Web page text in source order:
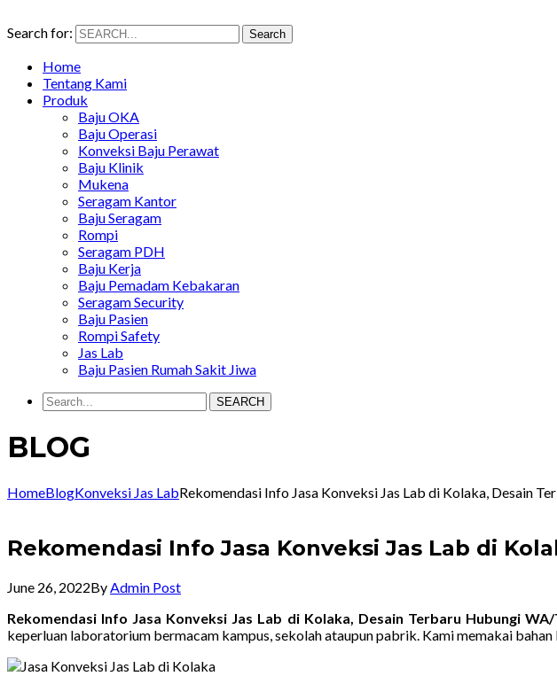
Search for: Search
Home
Tentang Kami
Produk
Baju OKA
Baju Operasi
Konveksi Baju Perawat
Baju Klinik
Mukena
Seragam Kantor
Baju Seragam
Rompi
Seragam PDH
Baju Kerja
Baju Pemadam Kebakaran
Seragam Security
Baju Pasien
Rompi Safety
Jas Lab
Baju Pasien Rumah Sakit Jiwa
SEARCH
BLOG
HomeBlogKonveksi Jas LabRekomendasi Info Jasa Konveksi Jas Lab di Kolaka, Desain
Rekomendasi Info Jasa Konveksi Jas Lab di
June 26, 2022By Admin Post
Rekomendasi Info Jasa Konveksi Jas Lab di Kolaka, Desain Terbaru Hubungi
keperluan laboratorium bermacam kampus, sekolah ataupun pabrik. Kami memakai